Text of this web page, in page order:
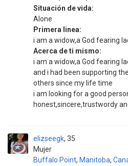
Situación de vida:
Alone
Primera linea:
i am a widow,a God fearing
Acerca de ti mismo:
i am a widow,a God fearing
and i had been supporting
others since my life time
i am looking for a good
honest,sincere,trustwordy
elizseegk
Mujer
35
Buffalo Point, Manitoba,